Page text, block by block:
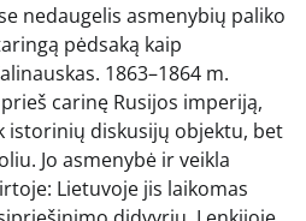
nedaugelis asmenybių paliko
pėdsaką kaip
1863–1864 m.
carinę Rusijos imperiją,
istorinių diskusijų objektu, bet
Jo asmenybė ir veikla
Lietuvoje jis laikomas